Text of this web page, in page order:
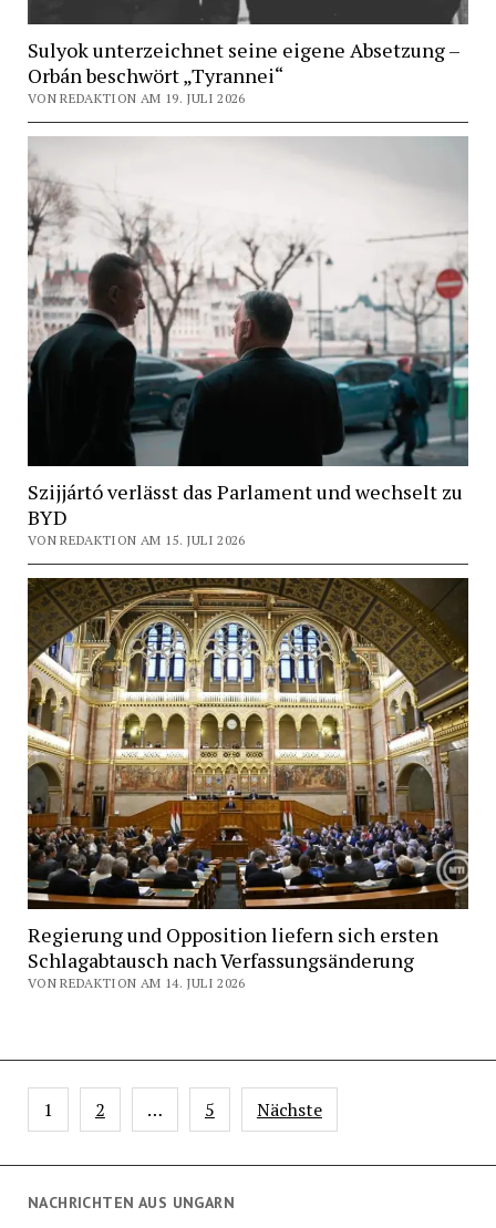
NACHRICHTEN AUS UNGARN
Sulyok unterzeichnet seine eigene Absetzung –
Orbán beschwört „Tyrannei“
VON REDAKTION AM 19. JULI 2026
Szijjártó verlässt das Parlament und wechselt zu
BYD
VON REDAKTION AM 15. JULI 2026
Regierung und Opposition liefern sich ersten
Schlagabtausch nach Verfassungsänderung
VON REDAKTION AM 14. JULI 2026
Seitennummerierung
der
1 2 … 5 Nächste